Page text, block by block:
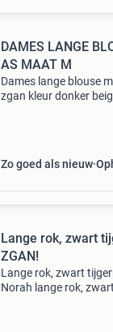
DAMES LANGE
AS MAAT M
Dames lange blouse
zgan kleur donker
Zo goed als nieuw
Lange rok, zwart
ZGAN!
Lange rok, zwart
Norah lange rok,